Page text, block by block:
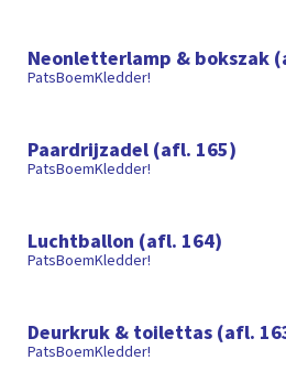
Neonletterlamp & bokszak
PatsBoemKledder!
Paardrijzadel (afl. 165)
PatsBoemKledder!
Luchtballon (afl. 164)
PatsBoemKledder!
Deurkruk & toilettas (afl.
PatsBoemKledder!